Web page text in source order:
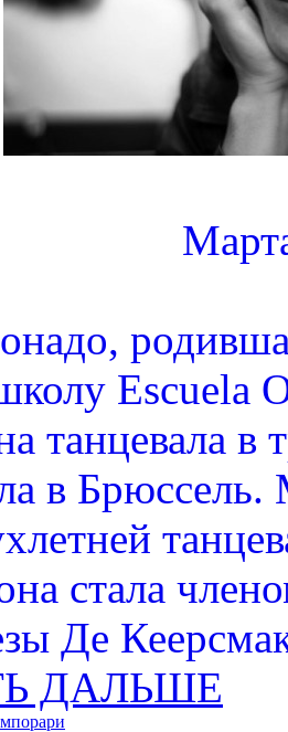
Escuela
танцевала в
в Брюссель.
стала
Де
ДАЛЬШЕ